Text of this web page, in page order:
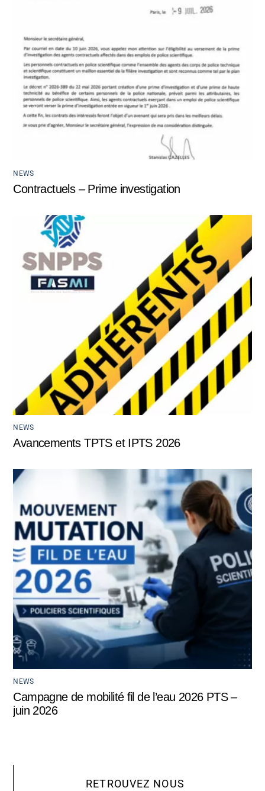
NEWS
Contractuels – Prime investigation
NEWS
Avancements TPTS et IPTS 2026
NEWS
Campagne de mobilité fil de l’eau 2026 PTS –
juin 2026
RETROUVEZ NOUS